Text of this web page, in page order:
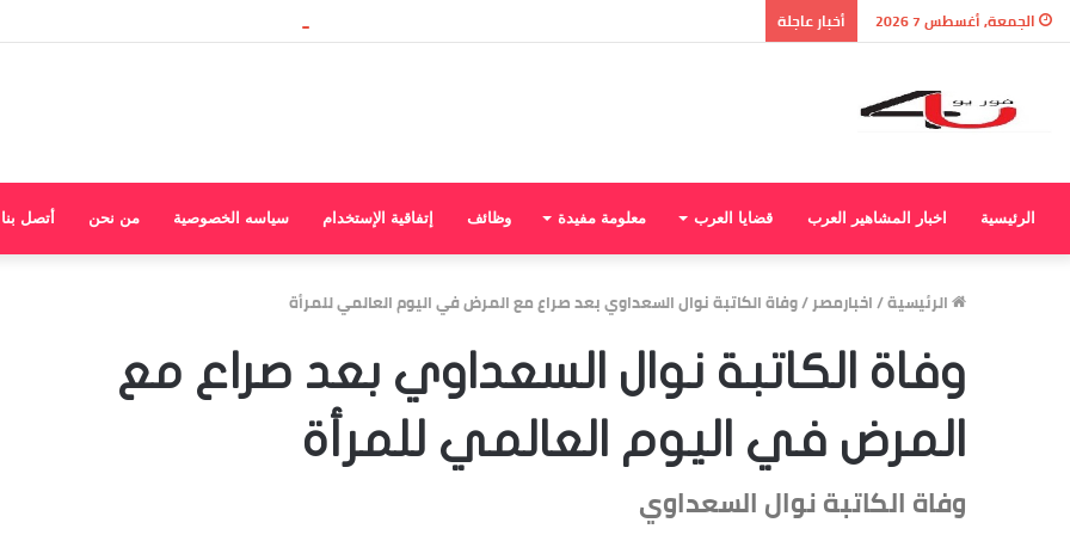
الجمعة, أغسطس 7 2026 أخبار عاجلة
الرئيسية اخبار المشاهير العرب قضايا العرب معلومة مفيدة وظائف إتفاقية الإستخدام سياسه الخصوصية من نحن أتصل بنا
الرئيسية/اخبارمصر/وفاة الكاتبة نوال السعداوي بعد صراع مع المرض في اليوم العالمي للمرأة
وفاة الكاتبة نوال السعداوي بعد صراع مع
المرض في اليوم العالمي للمرأة
وفاة الكاتبة نوال السعداوي